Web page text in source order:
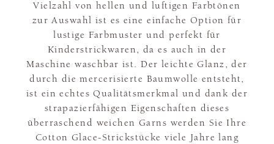
Vielzahl von hellen und luftigen Farbtönen
zur Auswahl ist es eine einfache Option für
lustige Farbmuster und perfekt für
Kinderstrickwaren, da es auch in der
Maschine waschbar ist. Der leichte Glanz, der
durch die mercerisierte Baumwolle entsteht,
ist ein echtes Qualitätsmerkmal und dank der
strapazierfähigen Eigenschaften dieses
überraschend weichen Garns werden Sie Ihre
Cotton Glace-Strickstücke viele Jahre lang